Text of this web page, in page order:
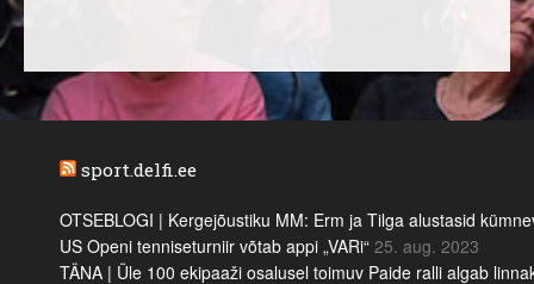
sport.delfi.ee
OTSEBLOGI | Kergejõustiku MM: Erm ja Tilga alustasid
US Openi tenniseturniir võtab appi „VARi“ 25. aug. 2023
TÄNA | Üle 100 ekipaaži osalusel toimuv Paide ralli algab